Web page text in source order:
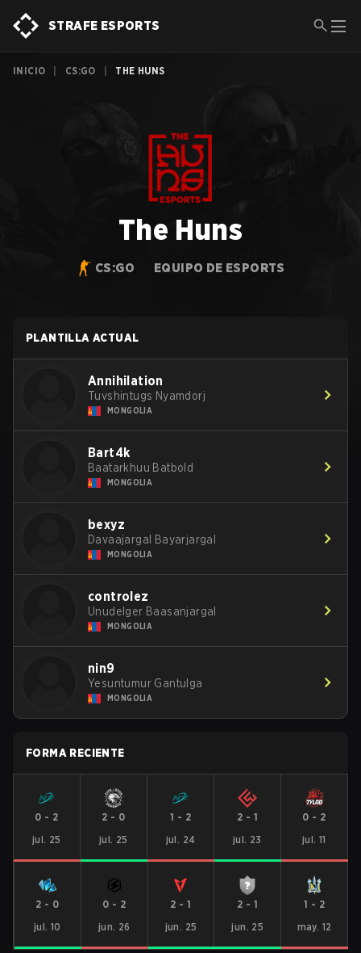
STRAFE ESPORTS
INICIO CS:GO THE HUNS
The Huns
CS:GO EQUIPO DE ESPORTS
PLANTILLA ACTUAL
Annihilation
Tuvshintugs Nyamdorj
MONGOLIA
Bart4k
Baatarkhuu Batbold
MONGOLIA
bexyz
Davaajargal Bayarjargal
MONGOLIA
controlez
Unudelger Baasanjargal
MONGOLIA
nin9
Yesuntumur Gantulga
MONGOLIA
FORMA RECIENTE
0 - 2
jul. 25
2 - 0
jul. 25
1 - 2
jul. 24
2 - 1
jul. 23
0 - 2
jul. 11
2 - 0
jul. 10
0 - 2
jun. 26
2 -1
jun. 25
2 - 1
jun. 25
1 - 2
may. 12